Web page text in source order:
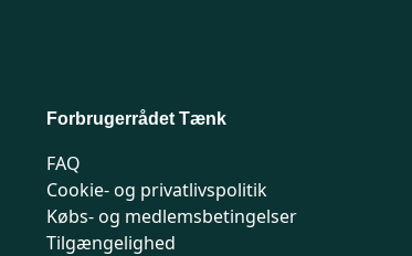
Forbrugerrådet Tænk
FAQ
Cookie- og privatlivspolitik
Købs- og medlemsbetingelser
Tilgængelighed